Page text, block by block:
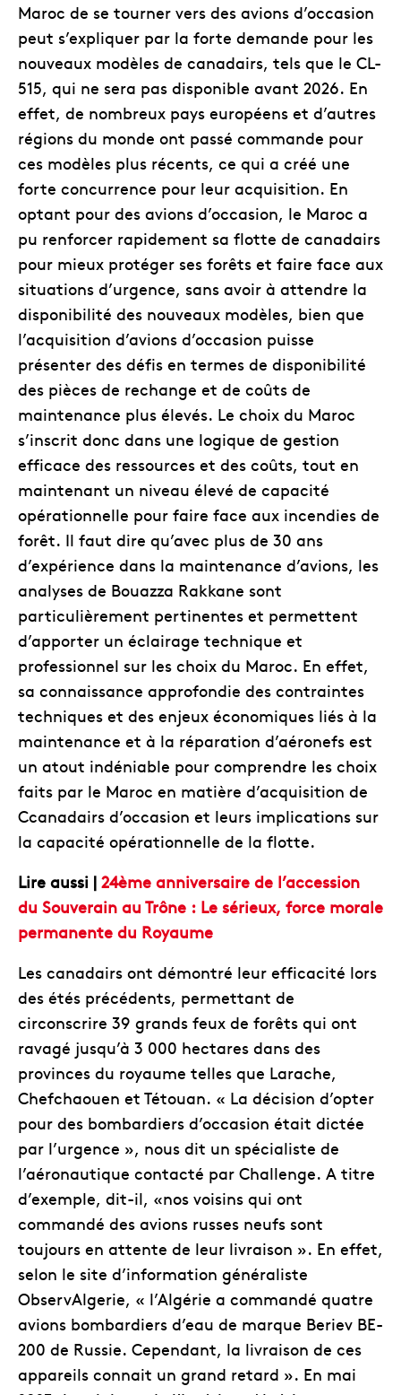
Maroc de se tourner vers des avions d’occasion
peut s’expliquer par la forte demande pour les
nouveaux modèles de canadairs, tels que le CL-
515, qui ne sera pas disponible avant 2026. En
effet, de nombreux pays européens et d’autres
régions du monde ont passé commande pour
ces modèles plus récents, ce qui a créé une
forte concurrence pour leur acquisition. En
optant pour des avions d’occasion, le Maroc a
pu renforcer rapidement sa flotte de canadairs
pour mieux protéger ses forêts et faire face aux
situations d’urgence, sans avoir à attendre la
disponibilité des nouveaux modèles, bien que
l’acquisition d’avions d’occasion puisse
présenter des défis en termes de disponibilité
des pièces de rechange et de coûts de
maintenance plus élevés. Le choix du Maroc
s’inscrit donc dans une logique de gestion
efficace des ressources et des coûts, tout en
maintenant un niveau élevé de capacité
opérationnelle pour faire face aux incendies de
forêt. Il faut dire qu’avec plus de 30 ans
d’expérience dans la maintenance d’avions, les
analyses de Bouazza Rakkane sont
particulièrement pertinentes et permettent
d’apporter un éclairage technique et
professionnel sur les choix du Maroc. En effet,
sa connaissance approfondie des contraintes
techniques et des enjeux économiques liés à la
maintenance et à la réparation d’aéronefs est
un atout indéniable pour comprendre les choix
faits par le Maroc en matière d’acquisition de
Ccanadairs d’occasion et leurs implications sur
la capacité opérationnelle de la flotte.
Lire aussi | 24ème anniversaire de l’accession
du Souverain au Trône : Le sérieux, force morale
permanente du Royaume
Les canadairs ont démontré leur efficacité lors
des étés précédents, permettant de
circonscrire 39 grands feux de forêts qui ont
ravagé jusqu’à 3 000 hectares dans des
provinces du royaume telles que Larache,
Chefchaouen et Tétouan. « La décision d’opter
pour des bombardiers d’occasion était dictée
par l’urgence », nous dit un spécialiste de
l’aéronautique contacté par Challenge. A titre
d’exemple, dit-il, «nos voisins qui ont
commandé des avions russes neufs sont
toujours en attente de leur livraison ». En effet,
selon le site d’information généraliste
ObservAlgerie, « l’Algérie a commandé quatre
avions bombardiers d’eau de marque Beriev BE-
200 de Russie. Cependant, la livraison de ces
appareils connait un grand retard ». En mai